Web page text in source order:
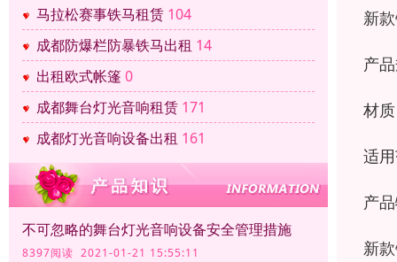
马拉松赛事铁马租赁 104
成都防爆栏防暴铁马出租 14
出租欧式帐篷 0
成都舞台灯光音响租赁 171
成都灯光音响设备出租 161
不可忽略的舞台灯光音响设备安全管理措施
8397阅读 2021-01-21 15:55:11
新
产
材
适
产
新